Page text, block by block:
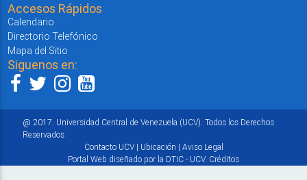
Accesos Rápidos
Calendario
Directorio Telefónico
Mapa del Sitio
Siguenos en:
@ 2017. Universidad Central de Venezuela (UCV). Todos los Derechos
Reservados
Contacto UCV| Ubicación | Aviso Legal
Portal Web diseñado por la DTIC - UCV. Créditos